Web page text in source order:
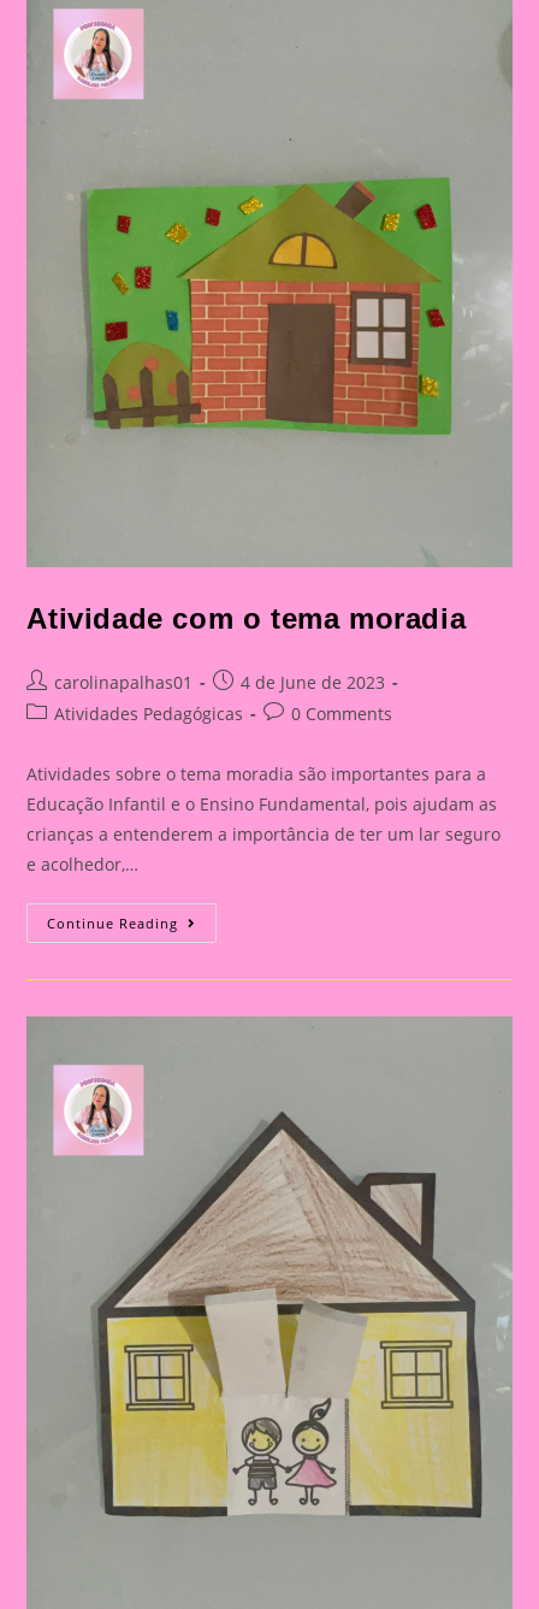
Atividade com o tema moradia
Post
author:
carolinapalhas01
Post
published:
4 de June de 2023
PostAtividades Pedagógicas
Post0 Comments
Atividades sobre o tema moradia são importantes para a
Educação Infantil e o Ensino Fundamental, pois ajudam as
crianças a entenderem a importância de ter um lar seguro
e acolhedor,…
Continue Reading Atividade
Com